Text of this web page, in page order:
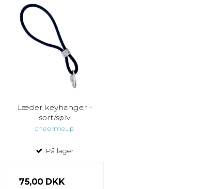
Læder keyhanger -
sort/sølv
cheermeup
På lager
75,00 DKK